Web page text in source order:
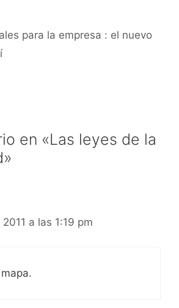
para la empresa : el nuevo
en «Las leyes de la
a las 1:19 pm